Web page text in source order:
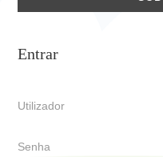
Entrar
Utilizador
Senha